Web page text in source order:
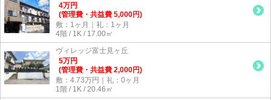
4万円
(管理費・共益費 5,000円)
敷：1ヶ月｜礼：1ヶ月
4階 / 1K / 17.00㎡
ヴィレッジ富士見ヶ丘
5万円
(管理費・共益費 2,000円)
敷：4.73万円｜礼：0ヶ月
1階 / 1K / 20.46㎡